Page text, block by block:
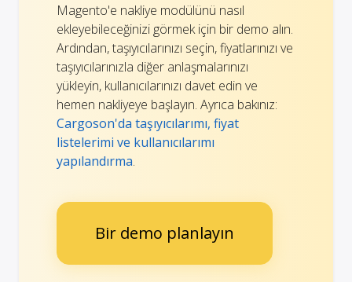
Magento'e nakliye modülünü nasıl
ekleyebileceğinizi görmek için bir demo alın.
Ardından, taşıyıcılarınızı seçin, fiyatlarınızı ve
taşıyıcılarınızla diğer anlaşmalarınızı
yükleyin, kullanıcılarınızı davet edin ve
hemen nakliyeye başlayın. Ayrıca bakınız:
Cargoson'da taşıyıcılarımı, fiyat
listelerimi ve kullanıcılarımı
yapılandırma.
Bir demo planlayın